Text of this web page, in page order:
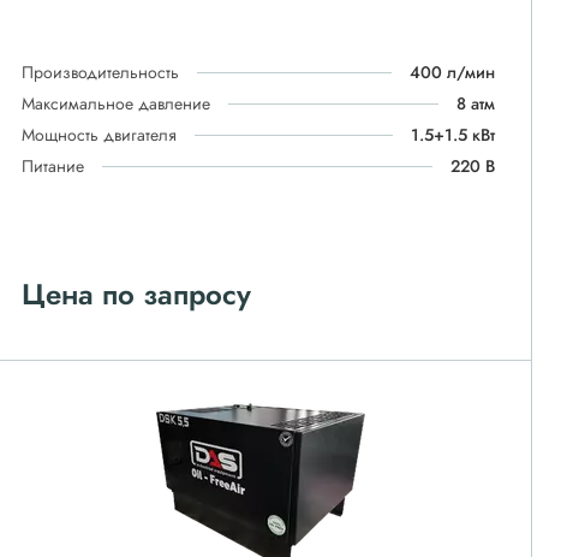
Производительность
400 л/мин
Максимальное давление
8 атм
Мощность двигателя
1.5+1.5 кВт
Питание
220 В
Цена по запросу